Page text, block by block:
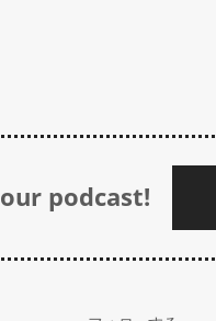
podcast!